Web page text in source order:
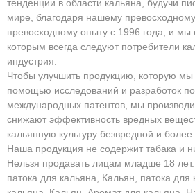
тенденции в области кальяна, будучи
мире, благодаря нашему
превосходному опыту с 1996 года, и мы
которым всегда следуют потребители
индустрия.
Чтобы улучшить продукцию, которую
помощью исследований и разработок
международных патентов, мы
снижают эффективность вредных
кальянную культуру безвредной и
Наша продукция не содержит табака и
Нельзя продавать лицам младше 18
патока для кальяна, Кальян, патока для